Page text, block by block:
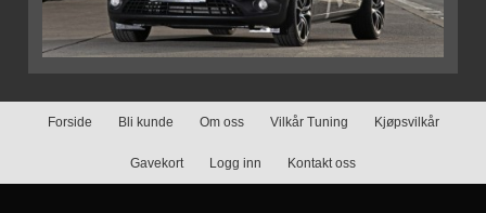
Forside Bli kunde Om oss Vilkår Tuning Kjøpsvilkår
Gavekort Logg inn Kontakt oss